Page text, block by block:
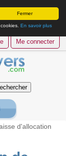
Fermer
En savoir plus
Me connecter
d'allocation